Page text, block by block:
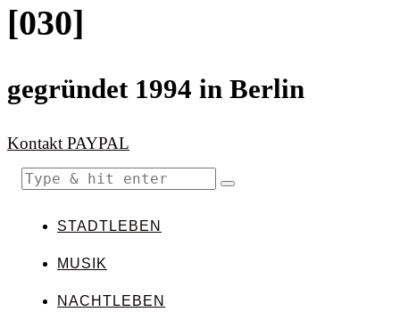
[030]
gegründet 1994 in Berlin
Kontakt PAYPAL
STADTLEBEN
MUSIK
NACHTLEBEN